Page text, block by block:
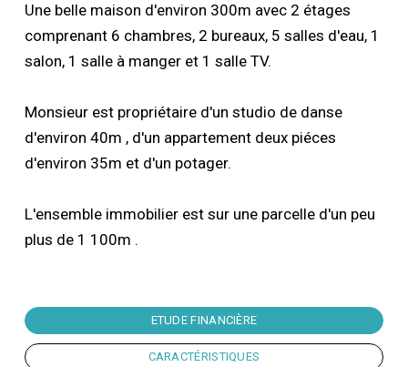
Une belle maison d'environ 300m avec 2 étages
comprenant 6 chambres, 2 bureaux, 5 salles d'eau, 1
salon, 1 salle à manger et 1 salle TV.
Monsieur est propriétaire d'un studio de danse
d'environ 40m , d'un appartement deux piéces
d'environ 35m et d'un potager.
L'ensemble immobilier est sur une parcelle d'un peu
plus de 1 100m .
ETUDE FINANCIÈRE
CARACTÉRISTIQUES